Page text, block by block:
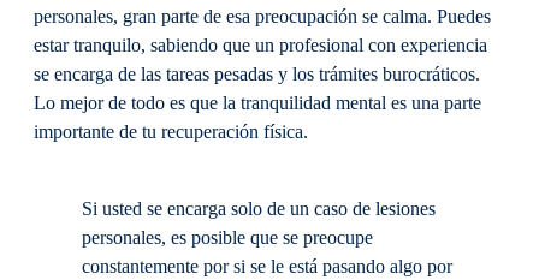
personales, gran parte de esa preocupación se calma. Puedes
estar tranquilo, sabiendo que un profesional con experiencia
se encarga de las tareas pesadas y los trámites burocráticos.
Lo mejor de todo es que la tranquilidad mental es una parte
importante de tu recuperación física.
Si usted se encarga solo de un caso de lesiones
personales, es posible que se preocupe
constantemente por si se le está pasando algo por